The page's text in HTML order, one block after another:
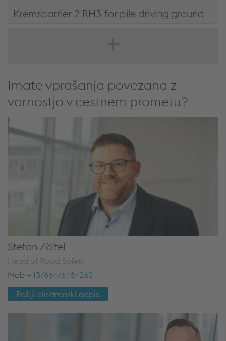
Kremsbarrier 2 RH3 for pile driving ground
Imate vprašanja povezana z
varnostjo v cestnem prometu?
Stefan Zölfel
Head of Road Safety
Mob +43/664/6184260
Pošlji elektronski dopis